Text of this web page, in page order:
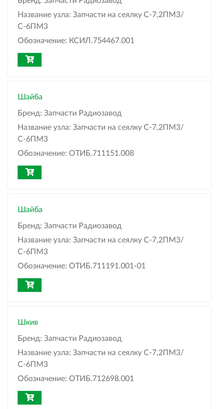
Название узла: Запчасти на сеялку С-7,2ПМ3/
С-6ПМ3
Обозначение: КСИЛ.754467.001
Шайба
Бренд: Запчасти Радиозавод
Название узла: Запчасти на сеялку С-7,2ПМ3/
С-6ПМ3
Обозначение: ОТИБ.711151.008
Шайба
Бренд: Запчасти Радиозавод
Название узла: Запчасти на сеялку С-7,2ПМ3/
С-6ПМ3
Обозначение: ОТИБ.711191.001-01
Шкив
Бренд: Запчасти Радиозавод
Название узла: Запчасти на сеялку С-7,2ПМ3/
С-6ПМ3
Обозначение: ОТИБ.712698.001